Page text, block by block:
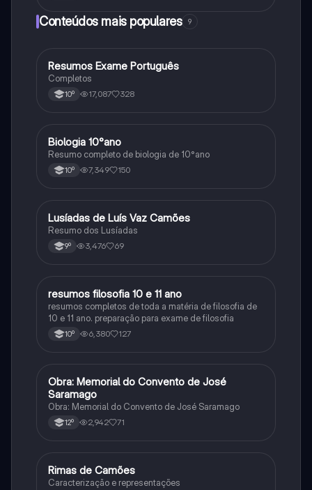
Conteúdos mais populares 9
Português
Resumos Exame Português
Completos
10º 17,087 328
Biologia
Biologia 10°ano
Resumo completo de biologia de 10°ano
10º 7,349 150
Português
Lusíadas de Luís Vaz Camões
Resumo dos Lusíadas
9º 3,476 69
Filosofia
resumos filosofia 10 e 11 ano
resumos completos de toda a matéria de filosofia de
10 e 11 ano. preparação para exame de filosofia
10º 6,380 127
Português
Obra: Memorial do Convento de José
Saramago
Obra: Memorial do Convento de José Saramago
12º 2,942 71
Português
Rimas de Camões
Caracterização e representações